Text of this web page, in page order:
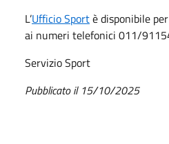
L’Ufficio Sportè disponibile
ai numeri telefonici 011/
Servizio Sport
Pubblicato il 15/10/2025